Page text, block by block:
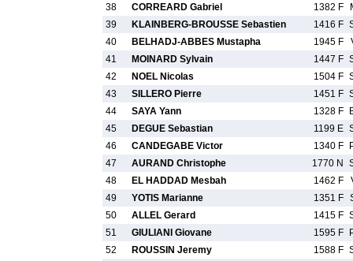
38
CORREARD Gabriel 1382 F
39
KLAINBERG-BROUSSE Sebastien 1416 F
40
BELHADJ-ABBES Mustapha 1945 F
41
MOINARD Sylvain 1447 F
42
NOEL Nicolas 1504 F
43
SILLERO Pierre 1451 F
44
SAYA Yann 1328 F
45
DEGUE Sebastian 1199 E
46
CANDEGABE Victor 1340 F
47
AURAND Christophe 1770 N
48
EL HADDAD Mesbah 1462 F
49
YOTIS Marianne 1351 F
50
ALLEL Gerard 1415 F
51
GIULIANI Giovane 1595 F
52
ROUSSIN Jeremy 1588 F